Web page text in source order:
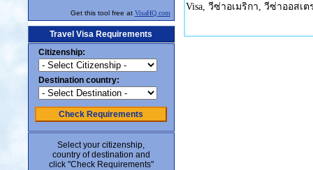
Get this tool free at VisaHQ.com
Travel Visa Requirements
Citizenship:
Destination country:
Check Requirements
Select your citizenship,
country of destination and
click "Check Requirements"
Visa, วีซ่าอเมริกา, วีซ่าออสเ